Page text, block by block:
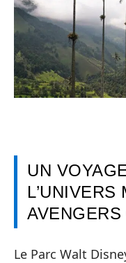
UN
L’UNIVERS
Le Parc Walt